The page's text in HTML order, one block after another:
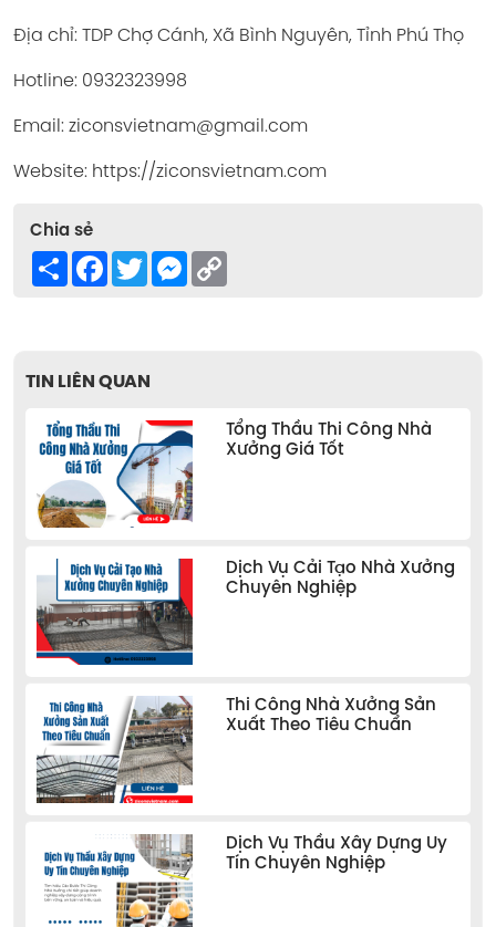
Địa chỉ: TDP Chợ Cánh, Xã Bình Nguyên, Tỉnh Phú Thọ
Hotline: 0932323998
Email: ziconsvietnam@gmail.com
Website: https://ziconsvietnam.com
Chia sẻ
ShareFacebook
TwitterMessenger
TIN LIÊN QUAN
Tổng Thầu Thi Công Nhà
Xưởng Giá Tốt
Dịch Vụ Cải Tạo Nhà Xưởng
Chuyên Nghiệp
Thi Công Nhà Xưởng Sản
Xuất Theo Tiêu Chuẩn
Dịch Vụ Thầu Xây Dựng Uy
Tín Chuyên Nghiệp